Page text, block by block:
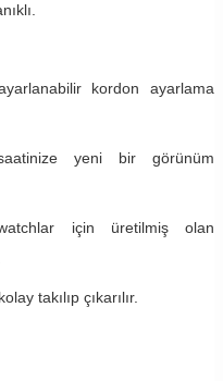
kordon ayarlama
yeni bir görünüm
için üretilmiş olan
takılıp çıkarılır.